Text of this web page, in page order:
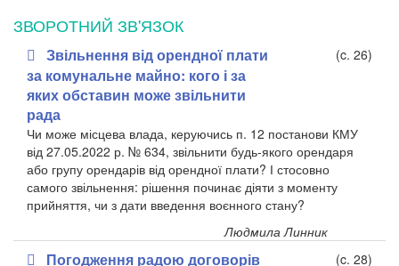
ЗВОРОТНИЙ ЗВ'ЯЗОК
Звільнення від орендної плати
за комунальне майно: кого і за
яких обставин може звільнити
рада
(c. 26)
Чи може місцева влада, керуючись п. 12 постанови КМУ
від 27.05.2022 р. № 634, звільнити будь-якого орендаря
або групу орендарів від орендної плати? І стосовно
самого звільнення: рішення починає діяти з моменту
прийняття, чи з дати введення воєнного стану?
Людмила Линник
Погодження радою договорів (c. 28)